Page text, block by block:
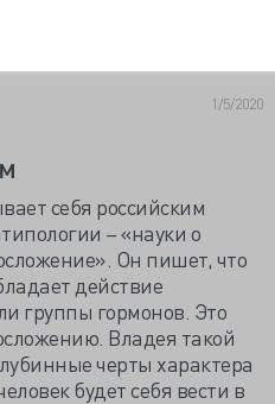
1/5/2020
себя российским
– «науки о
Он пишет, что
действие
группы гормонов. Это
Владея такой
черты характера
будет себя вести в